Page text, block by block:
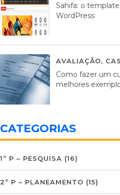
Sahifa: o
WordPress
AVALIAÇÃO,
Como fazer um
melhores
CATEGORIAS
1º P – PESQUISA (16)
2º P – PLANEAMENTO (15)